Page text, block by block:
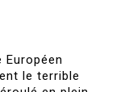
Européen
le terrible